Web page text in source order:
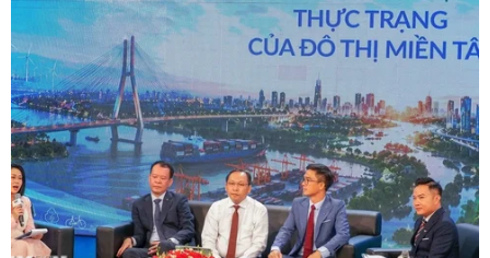
Đội tuyển Đức. (Nguồn: TTXVN)
Trong khi World Cup 2026 còn chưa khởi tranh,
Liên đoàn bóng đá Đức (DFB) đã bắt đầu chuẩn
bị cho mục tiêu xa hơn: đưa ngày hội bóng đá
lớn nhất hành tinh trở lại Đức vào năm 2038